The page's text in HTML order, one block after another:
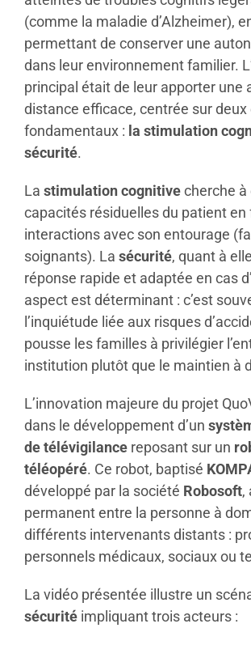
(comme la maladie d’Alzheimer),
permettant de conserver une
dans leur environnement familier.
principal était de leur apporter une
distance efficace, centrée sur deux
fondamentaux : la stimulation
sécurité.
La stimulation cognitivecherche
capacités résiduelles du patient
interactions avec son entourage
soignants). La sécurité, quant à
réponse rapide et adaptée en cas
aspect est déterminant : c’est
l’inquiétude liée aux risques
pousse les familles à privilégier
institution plutôt que le maintien à
L’innovation majeure du projet
dans le développement d’un
de télévigilance reposant sur un
téléopéré. Ce robot, baptisé
développé par la société Robosoft,
permanent entre la personne à
différents intervenants distants :
personnels médicaux, sociaux ou
La vidéo présentée illustre un
sécurité impliquant trois acteurs :